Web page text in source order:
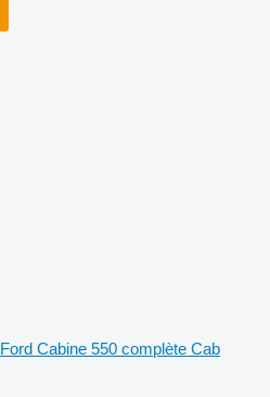
Ford Cabine 550 complète Cab